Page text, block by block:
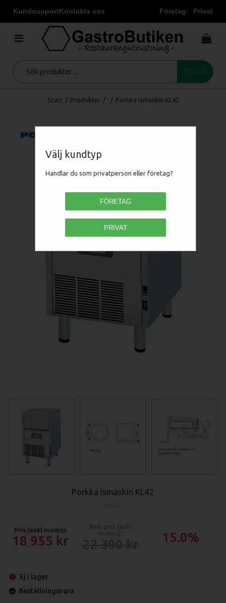
KundsupportKontakta oss Företag Privat
Välj kundtyp
Handlar du som privatperson eller företag?
FÖRETAG
PRIVAT
Start / Produkter / / Porkka ismaskin KL42
Porkka ismaskin KL42
Pris (exkl moms):
18 955 15.0%
Ej i lager
Beställningsvara